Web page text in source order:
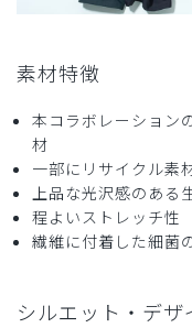
年齢:
とにかく丈夫
少し厚手ですが、外
っかかる不安も少な
ロンハーマンのワン
素材特徴
本コラボレーション
材
一部にリサイクル素
上品な光沢感のある
程よいストレッチ性
繊維に付着した細菌
シルエット・デザ